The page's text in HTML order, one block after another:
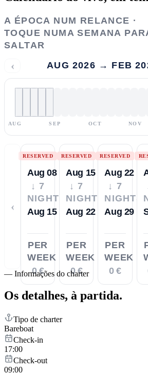
A ÉPOCA NUM RELANCE ·
TOQUE NUMA SEMANA
SALTAR
‹ AUG 2026 → FEB
AUG SEP OCT NOV
‹
RESERVED
Aug 08
↓ 7
NIGHTS
Aug 15
PER
WEEK
0 €
RESERVED
Aug 15
↓ 7
NIGHTS
Aug 22
PER
WEEK
0 €
RESERVED
Aug 22
↓ 7
NIGHTS
Aug 29
PER
WEEK
0 €
— Informações do charter
Os detalhes, à partida.
Tipo de charter
Bareboat
Check-in
17:00
Check-out
09:00